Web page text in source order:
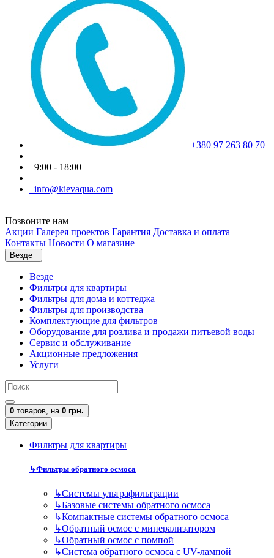
+380 97 263 80 70
9:00 - 18:00
info@kievaqua.com
Позвоните нам
Акции Галерея проектов Гарантия Доставка и оплата
Контакты Новости О магазине
Везде
Везде
Фильтры для квартиры
Фильтры для дома и коттеджа
Фильтры для производства
Комплектующие для фильтров
Оборудование для розлива и продажи питьевой воды
Сервис и обслуживание
Акционные предложения
Услуги
0 товаров, на 0 грн.
Категории
Фильтры для квартиры
↳Фильтры обратного осмоса
↳Cистемы ультрафильтрации
↳Базовые системы обратного осмоса
↳Компактные системы обратного осмоса
↳Обратный осмос с минерализатором
↳Обратный осмос с помпой
↳Система обратного осмоса с UV-лампой